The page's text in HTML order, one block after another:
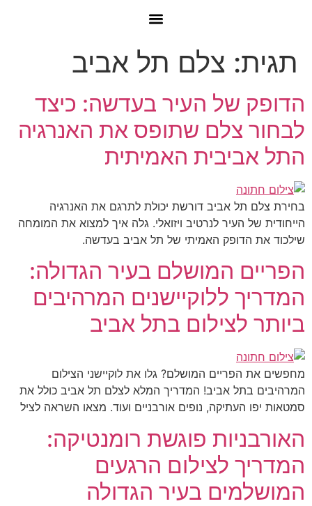
תגית: צלם תל אביב
הדופק של העיר בעדשה: כיצד
לבחור צלם שתופס את האנרגיה
התל אביבית האמיתית
בחירת צלם תל אביב דורשת יכולת לתרגם את האנרגיה
הייחודית של העיר לנרטיב ויזואלי. גלה איך למצוא את המומחה
שילכוד את הדופק האמיתי של תל אביב בעדשה.
הפריים המושלם בעיר הגדולה:
המדריך ללוקיישנים המרהיבים
ביותר לצילום בתל אביב
מחפשים את הפריים המושלם? גלו את לוקיישני הצילום
המרהיבים בתל אביב! המדריך המלא לצלם תל אביב כולל את
סמטאות יפו העתיקה, נופים אורבניים ועוד. מצאו השראה לציל
האורבניות פוגשת רומנטיקה:
המדריך לצילום הרגעים
המושלמים בעיר הגדולה